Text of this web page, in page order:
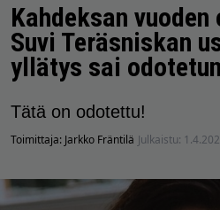
Kahdeksan
Suvi Teräsniskan
yllätys sai
Tätä on odotettu!
Toimittaja: Jarkko Fräntilä Julkaistu: